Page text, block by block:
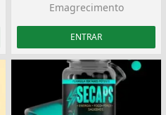
Emagrecimento
ENTRAR